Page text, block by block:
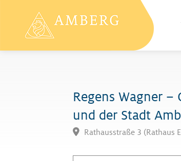
Regens Wagner
und der Stadt
Rathausstraße 3 (Rathaus